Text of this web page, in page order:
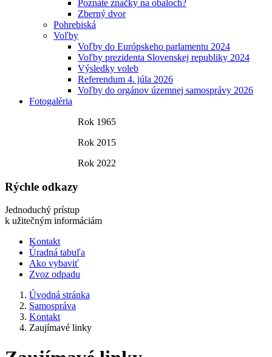
Poznáte značky na obaloch?
Zberný dvor
Pohrebiská
Voľby
Voľby do Európskeho parlamentu 2024
Voľby prezidenta Slovenskej republiky 2024
Výsledky voleb
Referendum 4. júla 2026
Voľby do orgánov územnej samosprávy 2026
Fotogaléria
Rok 1965
Rok 2015
Rok 2022
Rýchle odkazy
Jednoduchý prístup
k užitečným informáciám
Kontakt
Úradná tabuľa
Ako vybaviť
Zvoz odpadu
Úvodná stránka
Samospráva
Kontakt
Zaujímavé linky